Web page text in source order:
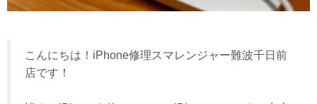
こんにちは！iPhone修理スマレンジャー難波千日前
店です！